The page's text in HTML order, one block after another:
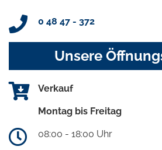
0 48 47 - 372
Unsere
Verkauf
Montag bis Freitag
08:00 - 18:00 Uhr